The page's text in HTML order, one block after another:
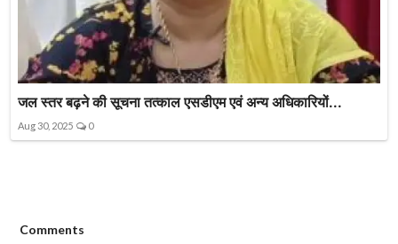
जल स्तर बढ़ने की सूचना तत्काल एसडीएम एवं अन्य अधिकारियों...
Aug 30, 2025 0
Comments